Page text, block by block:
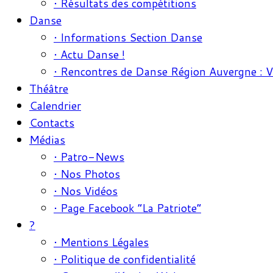
• Résultats des compétitions
Danse
• Informations Section Danse
• Actu Danse !
• Rencontres de Danse Région Auvergne :
Théâtre
Calendrier
Contacts
Médias
• Patro-News
• Nos Photos
• Nos Vidéos
• Page Facebook “La Patriote”
?
• Mentions Légales
• Politique de confidentialité